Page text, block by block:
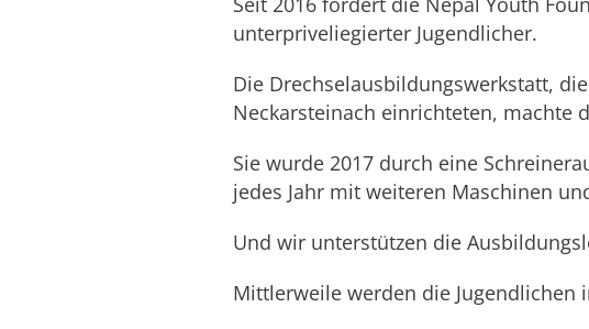
unterpriveliegierter Jugendlicher.
Die Drechselausbildungswerkstatt,
Neckarsteinach einrichteten, machte
Sie wurde 2017 durch eine
jedes Jahr mit weiteren Maschinen
Und wir unterstützen die
Mittlerweile werden die Jugendlichen